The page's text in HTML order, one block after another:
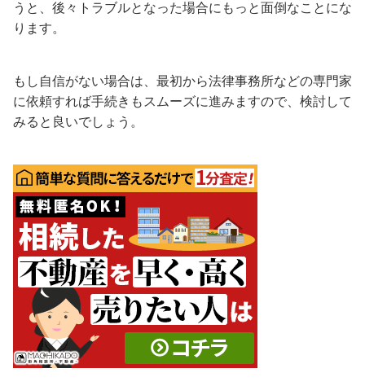
うと、後々トラブルとなった場合にもっと面倒なことにな
ります。
もし自信がない場合は、最初から法律事務所などの専門家
に依頼すれば手続きもスムーズに進みますので、検討して
みると良いでしょう。